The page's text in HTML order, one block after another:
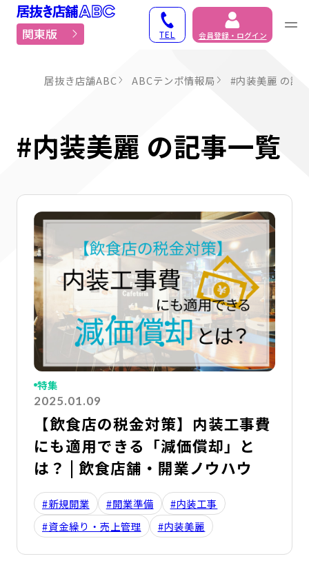
居抜き物件・貸店舗で
関東版 TEL 会員登録・ログイン
居抜き店舗ABC ABCテンポ情報局 #内装美麗 の記
#内装美麗 の記事一覧
2025.01.09
特集
【飲食店の税金対策】内装工事費
にも適用できる「減価償却」と
は？ | 飲食店舗・開業ノウハウ
#新規開業 #開業準備
#内装工事
#資金繰り・売上管理
#内装美麗